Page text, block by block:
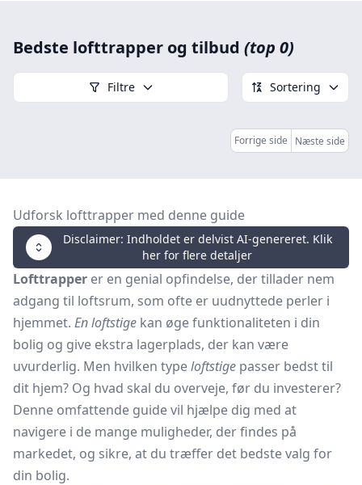
Bedste lofttrapper og tilbud (top 0)
Filtre Sortering
Forrige side Næste side
Udforsk lofttrapper med denne guide
Disclaimer: Indholdet er delvist AI-genereret. Klik
her for flere detaljer
Lofttrapper er en genial opfindelse, der tillader nem
adgang til loftsrum, som ofte er uudnyttede perler i
hjemmet. En loftstige kan øge funktionaliteten i din
bolig og give ekstra lagerplads, der kan være
uvurderlig. Men hvilken typeloftstige passer bedst til
dit hjem? Og hvad skal du overveje, før du investerer?
Denne omfattende guide vil hjælpe dig med at
navigere i de mange muligheder, der findes på
markedet, og sikre, at du træffer det bedste valg for
din bolig.